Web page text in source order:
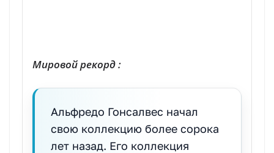
Мировой рекорд :
Альфредо Гонсалвес начал
свою коллекцию более сорока
лет назад. Его коллекция